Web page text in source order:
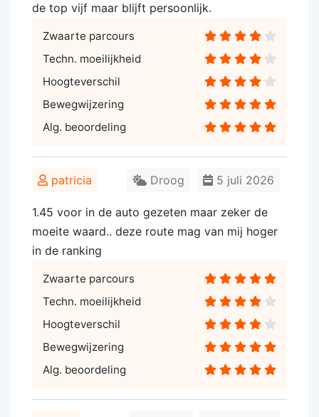
de top vijf maar blijft persoonlijk.
Zwaarte parcours
Techn. moeilijkheid
Hoogteverschil
Bewegwijzering
Alg. beoordeling
patricia 5 juli 2026
Droog
1.45 voor in de auto gezeten maar zeker de
moeite waard.. deze route mag van mij hoger
in de ranking
Zwaarte parcours
Techn. moeilijkheid
Hoogteverschil
Bewegwijzering
Alg. beoordeling